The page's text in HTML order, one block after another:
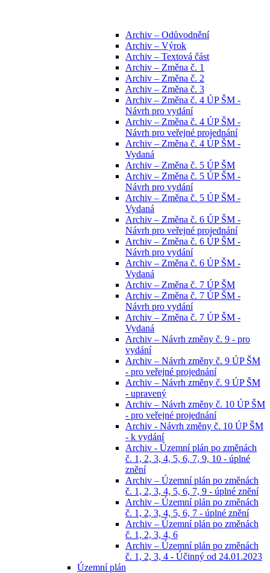
Archiv – Odůvodnění
Archiv – Výrok
Archiv – Textová část
Archiv – Změna č. 1
Archiv – Změna č. 2
Archiv – Změna č. 3
Archiv – Změna č. 4 ÚP ŠM -
Návrh pro vydání
Archiv – Změna č. 4 ÚP ŠM -
Návrh pro veřejné projednání
Archiv – Změna č. 4 ÚP ŠM -
Vydaná
Archiv – Změna č. 5 ÚP ŠM
Archiv – Změna č. 5 ÚP ŠM -
Návrh pro vydání
Archiv – Změna č. 5 ÚP ŠM -
Vydaná
Archiv – Změna č. 6 ÚP ŠM -
Návrh pro veřejné projednání
Archiv – Změna č. 6 ÚP ŠM -
Návrh pro vydání
Archiv – Změna č. 6 ÚP ŠM -
Vydaná
Archiv – Změna č. 7 ÚP ŠM
Archiv – Změna č. 7 ÚP ŠM -
Návrh pro vydání
Archiv – Změna č. 7 ÚP ŠM -
Vydaná
Archiv – Návrh změny č. 9 - pro
vydání
Archiv – Návrh změny č. 9 ÚP ŠM
- pro veřejné projednání
Archiv – Návrh změny č. 9 ÚP ŠM
- upravený
Archiv – Návrh změny č. 10 ÚP ŠM
- pro veřejné projednání
Archiv - Návrh změny č. 10 ÚP ŠM
- k vydání
Archiv - Územní plán po změnách
č. 1, 2, 3, 4, 5, 6, 7, 9, 10 - úplné
znění
Archiv – Územní plán po změnách
č. 1, 2, 3, 4, 5, 6, 7, 9 - úplné znění
Archiv – Územní plán po změnách
č. 1, 2, 3, 4, 5, 6, 7 - úplné znění
Archiv – Územní plán po změnách
č. 1, 2, 3, 4, 6
Archiv – Územní plán po změnách
č. 1, 2, 3, 4 - Účinný od 24.01.2023
Územní plán